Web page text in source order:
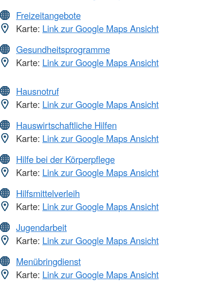
Freizeitangebote
Karte: Link zur Google Maps Ansicht
Gesundheitsprogramme
Karte: Link zur Google Maps Ansicht
Hausnotruf
Karte: Link zur Google Maps Ansicht
Hauswirtschaftliche Hilfen
Karte: Link zur Google Maps Ansicht
Hilfe bei der Körperpflege
Karte: Link zur Google Maps Ansicht
Hilfsmittelverleih
Karte: Link zur Google Maps Ansicht
Jugendarbeit
Karte: Link zur Google Maps Ansicht
Menübringdienst
Karte: Link zur Google Maps Ansicht